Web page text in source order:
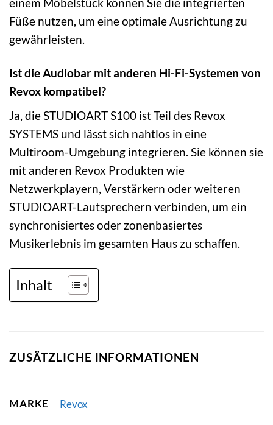
Füße nutzen, um eine optimale Ausrichtung zu
gewährleisten.
Ist die Audiobar mit anderen Hi-Fi-Systemen von
Revox kompatibel?
Ja, die STUDIOART S100 ist Teil des Revox
SYSTEMS und lässt sich nahtlos in eine
Multiroom-Umgebung integrieren. Sie können sie
mit anderen Revox Produkten wie
Netzwerkplayern, Verstärkern oder weiteren
STUDIOART-Lautsprechern verbinden, um ein
synchronisiertes oder zonenbasiertes
Musikerlebnis im gesamten Haus zu schaffen.
Inhalt
ZUSÄTZLICHE INFORMATIONEN
MARKE Revox